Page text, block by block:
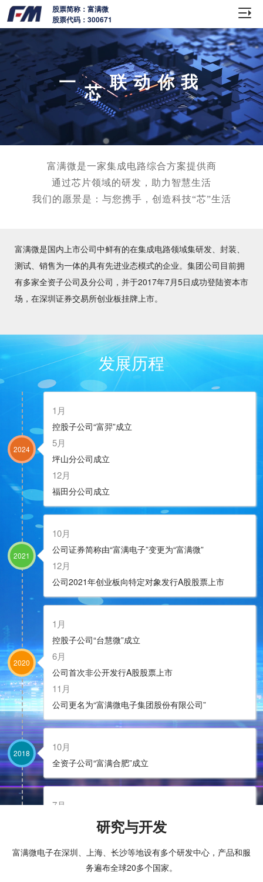
股票简称：富满微
股票代码：300671
芯
创 领航未来
让
一
富满微是一家集成电路综合方案提供商
通过芯片领域的研发，助力智慧生活
我们的愿景是：与您携手，创造科技“芯”生活
富满微是国内上市公司中鲜有的在集成电路领域集研发、封装、
测试、销售为一体的具有先进业态模式的企业。集团公司目前拥
有多家全资子公司及分公司，并于2017年7月5日成功登陆资本市
场，在深圳证券交易所创业板挂牌上市。
发展历程
2024
1月
控股子公司“富羿”成立
5月
坪山分公司成立
12月
福田分公司成立
2021
10月
公司证券简称由“富满电子”变更为“富满微”
12月
公司2021年创业板向特定对象发行A股股票上市
2020
1月
控股子公司“台慧微”成立
6月
公司首次非公开发行A股股票上市
11月
公司更名为“富满微电子集团股份有限公司”
2018 10月
全资子公司“富满合肥”成立
7月
深交所创业板挂牌上市
控股子公司“凌矽半导体”成立
研究与开发
富满微电子在深圳、上海、长沙等地设有多个研发中心，产品和服
务遍布全球20多个国家。